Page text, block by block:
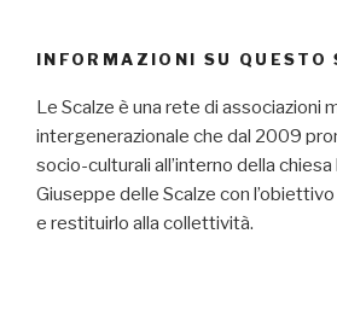
INFORMAZIONI SU QUESTO
Le Scalze è una rete di associazioni
intergenerazionale che dal 2009
socio-culturali all’interno della chiesa
Giuseppe delle Scalze con
e restituirlo alla collettività.